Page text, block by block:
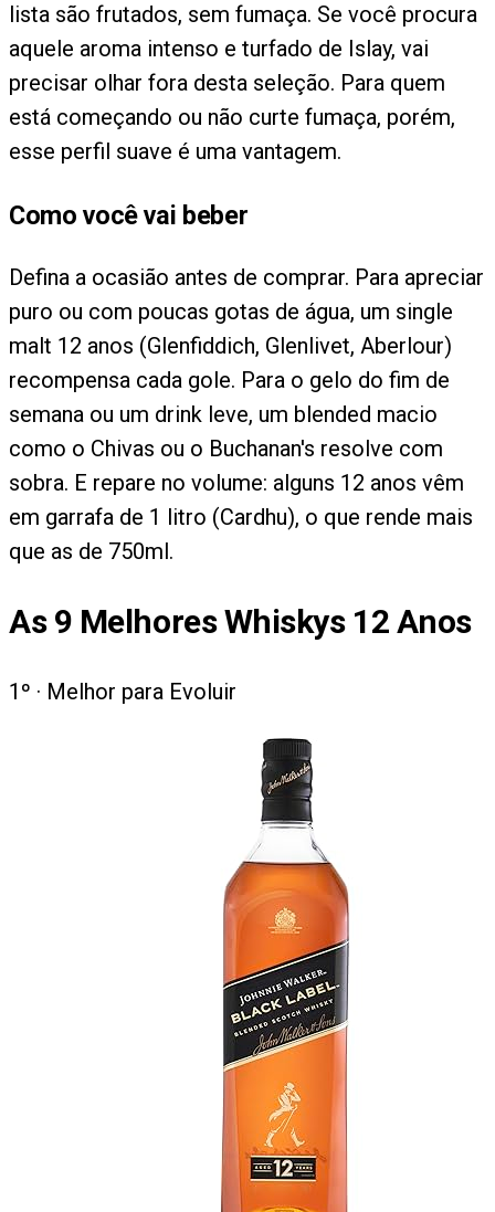
lista são frutados, sem fumaça. Se você procura
aquele aroma intenso e turfado de Islay, vai
precisar olhar fora desta seleção. Para quem
está começando ou não curte fumaça, porém,
esse perfil suave é uma vantagem.
Como você vai beber
Defina a ocasião antes de comprar. Para apreciar
puro ou com poucas gotas de água, um single
malt 12 anos (Glenfiddich, Glenlivet, Aberlour)
recompensa cada gole. Para o gelo do fim de
semana ou um drink leve, um blended macio
como o Chivas ou o Buchanan's resolve com
sobra. E repare no volume: alguns 12 anos vêm
em garrafa de 1 litro (Cardhu), o que rende mais
que as de 750ml.
As 9 Melhores Whiskys 12 Anos
1 º · Melhor para Evoluir